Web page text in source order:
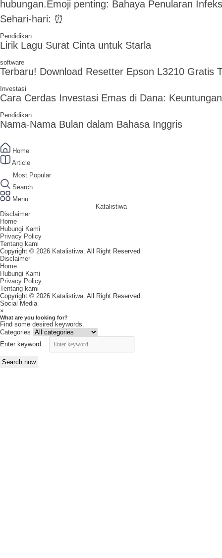
hubungan.Emoji penting: Bahaya Penularan
Sehari-hari: ⏰
Pendidikan
Lirik Lagu Surat Cinta untuk Starla
software
Terbaru! Download Resetter Epson L3210 Gratis
Investasi
Cara Cerdas Investasi Emas di Dana:
Pendidikan
Nama-Nama Bulan dalam Bahasa Inggris
Home
Article
Most Popular
Search
Menu
Katalistiwa
Disclaimer
Home
Hubungi Kami
Privacy Policy
Tentang kami
Copyright © 2026 Katalistiwa. All Right Reserved
Disclaimer
Home
Hubungi Kami
Privacy Policy
Tentang kami
Copyright © 2026 Katalistiwa. All Right Reserved.
Social Media
×
What are you looking for?
Find some desired keywords.
Categories
Enter keyword...
Search now